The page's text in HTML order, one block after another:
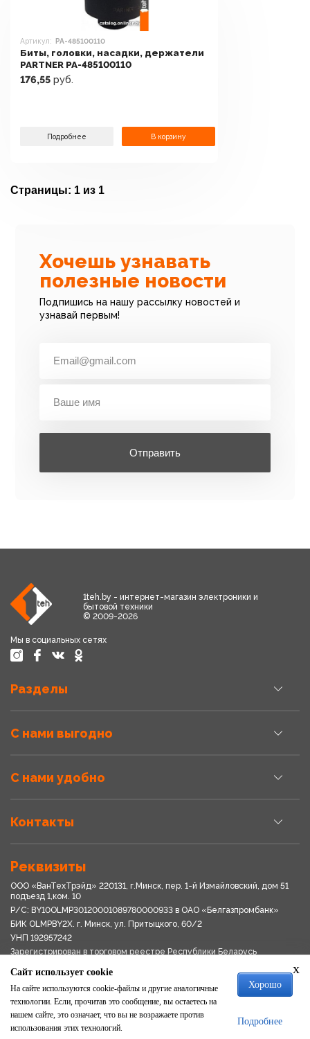
Артикул: PA-485100110
Биты, головки, насадки, держатели
PARTNER PA-485100110
176,55 руб.
Подробнее В корзину
Страницы: 1 из 1
Хочешь узнавать
полезные новости
Подпишись на нашу рассылку новостей и
узнавай первым!
Отправить
1teh.by - интернет-магазин электроники и
бытовой техники
© 2009-2026
Мы в социальных сетях
Разделы
С нами выгодно
С нами удобно
Контакты
Реквизиты
ООО «ВанТехТрэйд» 220131, г.Минск, пер. 1-й Измайловский, дом 51
подъезд 1,ком. 10
Р/С: BY10OLMP30120001089780000933 в OАО «Белгазпромбанк»
БИК OLMPBY2X. г. Минск, ул. Притыцкого, 60/2
УНП 192957242
Зарегистрирован в торговом реестре Республики Беларусь
Свидетельство о регистрации № 192957242выдано 18.08.2017
Мингориспоплком
Политика обработки персональных данных
Положение о системе видеонаблюдения
Политика в отношении обработки файлов cookie
x
Сайт использует cookie
На сайте используются cookie-файлы и другие аналогичные
технологии. Если, прочитав это сообщение, вы остаетесь на
нашем сайте, это означает, что вы не возражаете против
использования этих технологий.
Хорошо
Подробнее